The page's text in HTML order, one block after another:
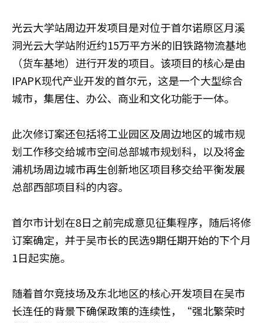
光云大学站周边开发项目是对位于首尔诺原区月溪
洞光云大学站附近约15万平方米的旧铁路物流基地
（货车基地）进行开发的项目。该项目的核心是由
IPAPK现代产业开发的首尔元，这是一个大型综合
城市，集居住、办公、商业和文化功能于一体。
此次修订案还包括将工业园区及周边地区的城市规
划工作移交给城市空间总部城市规划科，以及将金
浦机场周边城市再生创新地区项目移交给平衡发展
总部西部项目科的内容。
首尔市计划在8日之前完成意见征集程序，随后将修
订案确定，并于吴市长的民选9期任期开始的下个月
1日起实施。
随着首尔竞技场及东北地区的核心开发项目在吴市
长连任的背景下确保政策的连续性，“强北繁荣时